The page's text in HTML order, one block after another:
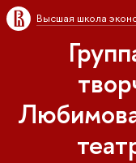
Высшая школа